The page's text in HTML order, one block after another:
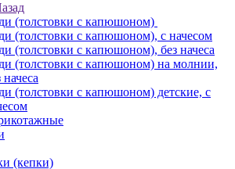
(толстовки с капюшоном)
(толстовки c капюшоном), с начесом
(толстовки c капюшоном), без начеса
(толстовки с капюшоном) на молнии,
начеса
(толстовки c капюшоном) детские, с
(кепки)